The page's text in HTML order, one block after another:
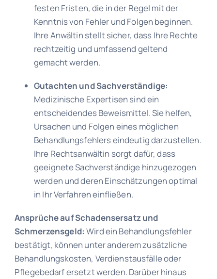
festen Fristen, die in der Regel mit der
Kenntnis von Fehler und Folgen beginnen.
Ihre Anwältin stellt sicher, dass Ihre Rechte
rechtzeitig und umfassend geltend
gemacht werden.
Gutachten und Sachverständige:
Medizinische Expertisen sind ein
entscheidendes Beweismittel. Sie helfen,
Ursachen und Folgen eines möglichen
Behandlungsfehlers eindeutig darzustellen.
Ihre Rechtsanwältin sorgt dafür, dass
geeignete Sachverständige hinzugezogen
werden und deren Einschätzungen optimal
in Ihr Verfahren einfließen.
Ansprüche auf Schadensersatz und
Schmerzensgeld: Wird ein Behandlungsfehler
bestätigt, können unter anderem zusätzliche
Behandlungskosten, Verdienstausfälle oder
Pflegebedarf ersetzt werden. Darüber hinaus